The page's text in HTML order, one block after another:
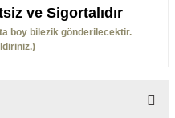
ve Sigortalıdır
boy bilezik gönderilecektir.